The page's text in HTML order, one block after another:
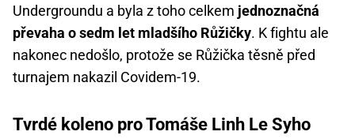
Undergroundu a byla z toho celkem jednoznačná
převaha o sedm let mladšího Růžičky. K fightu ale
nakonec nedošlo, protože se Růžička těsně před
turnajem nakazil Covidem-19.
Tvrdé koleno pro Tomáše Linh Le Syho